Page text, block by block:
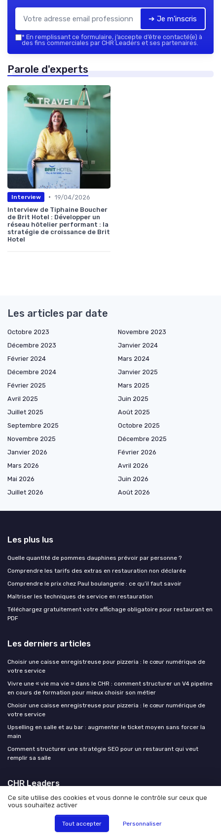
➔ Je m'inscris
* En remplissant ce formulaire, j’accepte d’être contacté(e) à
des fins commerciales par CHR Leaders et ses partenaires.
Parole d'experts
Interview • 19/04/2026
Interview de Tiphaine Boucher
de Brit Hotel : Développer un
réseau hôtelier performant : la
stratégie de croissance de Brit
Hotel
Les articles par date
Octobre 2023
Novembre 2023
Décembre 2023
Janvier 2024
Février 2024
Mars 2024
Décembre 2024
Janvier 2025
Février 2025
Mars 2025
Avril 2025
Juin 2025
Juillet 2025
Août 2025
Septembre 2025
Octobre 2025
Novembre 2025
Décembre 2025
Janvier 2026
Février 2026
Mars 2026
Avril 2026
Mai 2026
Juin 2026
Juillet 2026
Août 2026
Les plus lus
Quelle quantité de pommes dauphines prévoir par personne ?
Comprendre les tarifs des extras en restauration non déclarée
Comprendre le prix chez Paul boulangerie : ce qu’il faut savoir
Maîtriser les techniques de service en restauration
Téléchargez gratuitement votre affichage obligatoire pour restaurant en
PDF
Les derniers articles
Choisir une caisse enregistreuse pour pizzeria : le cœur numérique de
votre service
Vivre une « vie ma vie » dans le CHR : comment structurer un V4 pipeline
en cours de formation pour mieux choisir son métier
Choisir une caisse enregistreuse pour pizzeria : le cœur numérique de
votre service
Upselling en salle et au bar : augmenter le ticket moyen sans forcer la
main
Comment structurer une stratégie SEO pour un restaurant qui veut
remplir sa salle
CHR Leaders
Mentions légales Politique de confidentialité
Ce site utilise des cookies et vous donne le contrôle sur ceux que
vous souhaitez activer
Tout accepter Personnaliser